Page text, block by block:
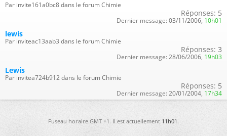
Par invite161a0bc8 dans le forum Chimie
Réponses: 5
Dernier message: 03/11/2006, 10h01
lewis
Par inviteac13aab3 dans le forum Chimie
Réponses: 3
Dernier message: 28/06/2006, 19h03
Lewis
Par invitea724b912 dans le forum Chimie
Réponses: 5
Dernier message: 20/01/2004, 17h34
Fuseau horaire GMT +1. Il est actuellement11h01.